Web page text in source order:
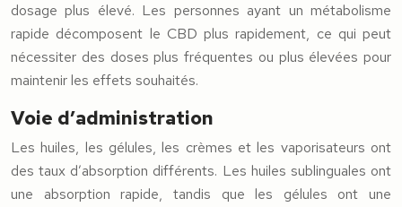
dosage plus élevé. Les personnes ayant un métabolisme
rapide décomposent le CBD plus rapidement, ce qui peut
nécessiter des doses plus fréquentes ou plus élevées pour
maintenir les effets souhaités.
Voie d’administration
Les huiles, les gélules, les crèmes et les vaporisateurs ont
des taux d’absorption différents. Les huiles sublinguales ont
une absorption rapide, tandis que les gélules ont une